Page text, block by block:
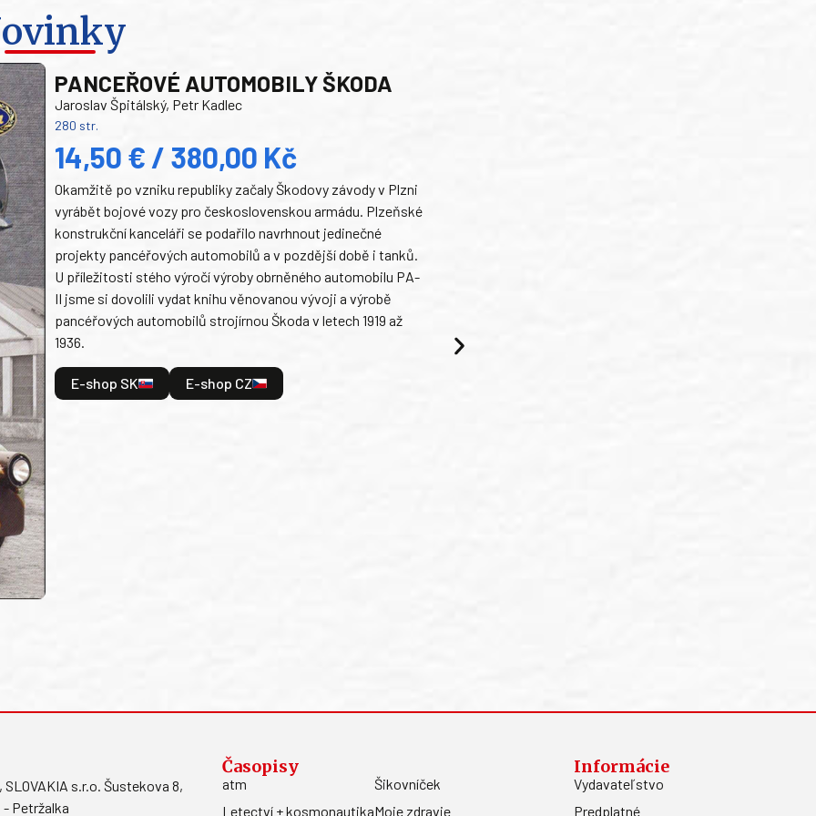
PANCEŘOVÉ AUTOMOBILY ŠKODA
Jaroslav Špitálský, Petr Kadlec
280 str.
14,50 € / 380,00 Kč
Okamžitě po vzniku republiky začaly Škodovy závody v Plzni
vyrábět bojové vozy pro československou armádu. Plzeňské
konstrukční kanceláři se podařilo navrhnout jedinečné
projekty pancéřových automobilů a v pozdější době i tanků.
U příležitosti stého výročí výroby obrněného automobilu PA-
II jsme si dovolili vydat knihu věnovanou vývoji a výrobě
pancéřových automobilů strojírnou Škoda v letech 1919 až
1936.
E-shop SK E-shop CZ
SLOVAKIA s.r.o. Šustekova 8,
- Petržalka
Časopisy
atm
Letectví + kosmonautika
Šikovníček
Moje zdravie
Informácie
Vydavateľstvo
Predplatné